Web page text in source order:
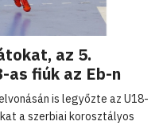
az 5.
fiúk az Eb-n
is legyőzte az U18-
a szerbiai korosztályos